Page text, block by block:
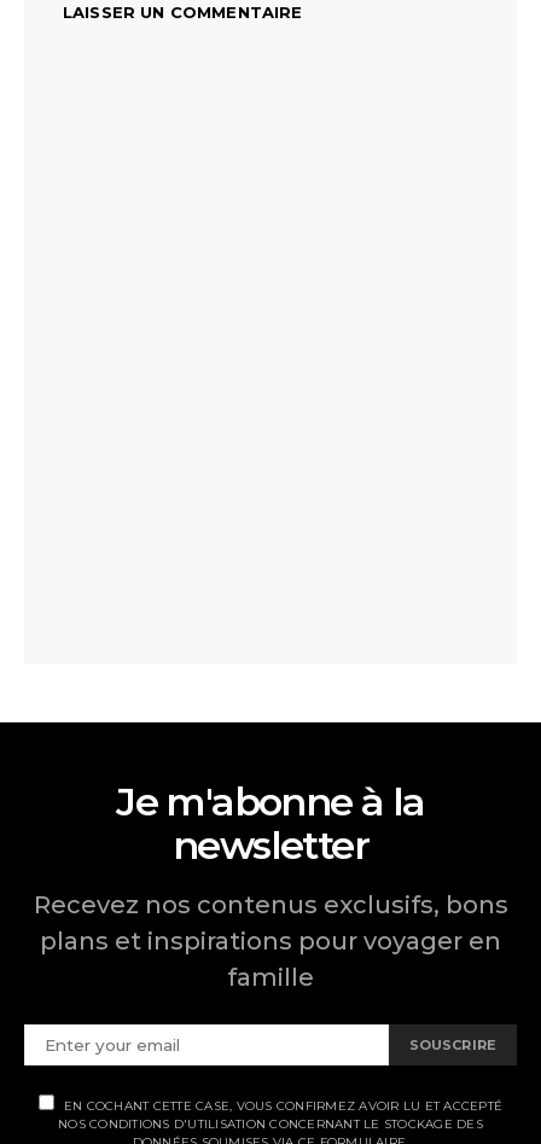
LAISSER UN COMMENTAIRE
Je m'abonne à la
newsletter
Recevez nos contenus exclusifs, bons
plans et inspirations pour voyager en
famille
SOUSCRIRE
EN COCHANT CETTE CASE, VOUS CONFIRMEZ AVOIR LU ET ACCEPTÉ
NOS CONDITIONS D'UTILISATION CONCERNANT LE STOCKAGE DES